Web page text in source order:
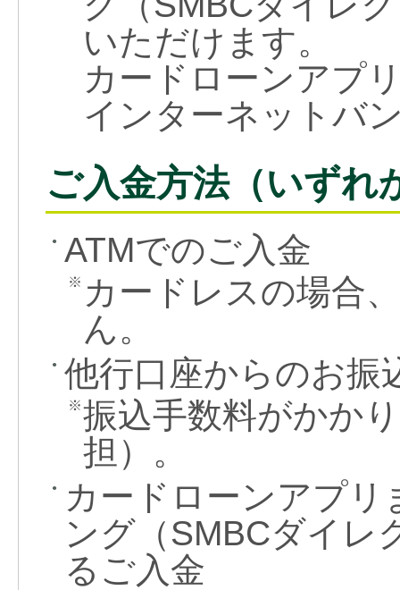
いただけます。
カードローンアプ
インターネットバ
ご入金方法（いずれ
● ATMでのご入金
※ カードレスの場合
ん。
● 他行口座からのお振
※振込手数料がかか
担）。
●
カードローンアプ
ング（SMBCダイレ
るご入金